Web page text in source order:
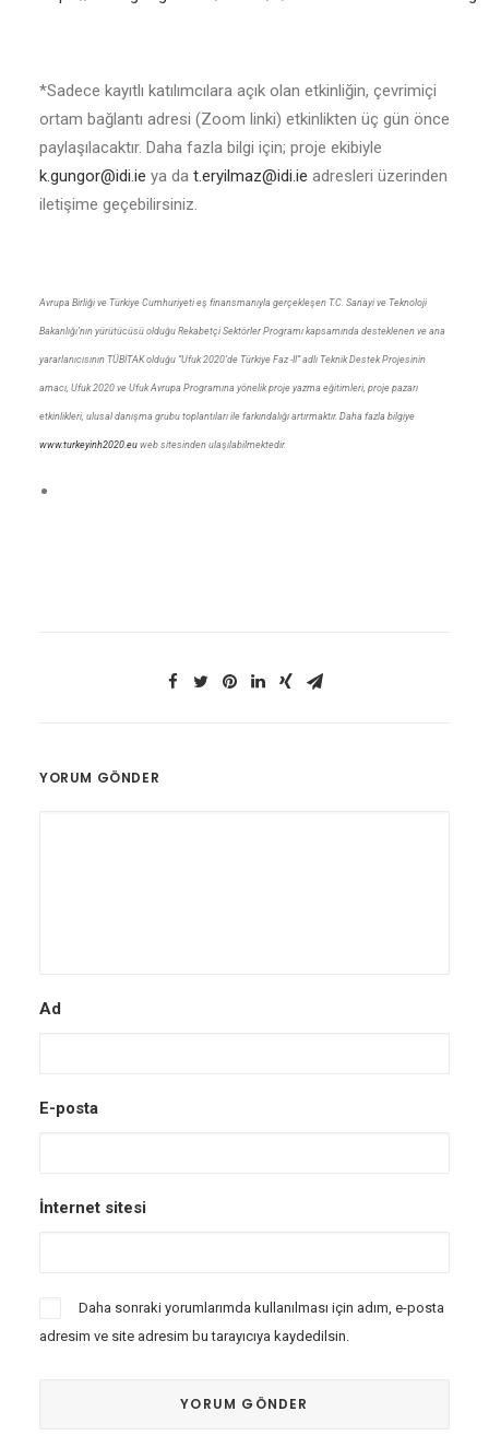
*Sadece kayıtlı katılımcılara açık olan etkinliğin, çevrimiçi
ortam bağlantı adresi (Zoom linki) etkinlikten üç gün önce
paylaşılacaktır. Daha fazla bilgi için; proje ekibiyle
k.gungor@idi.ie ya da t.eryilmaz@idi.ie adresleri üzerinden
iletişime geçebilirsiniz.
Avrupa Birliği ve Türkiye Cumhuriyeti eş finansmanıyla gerçekleşen T.C. Sanayi ve Teknoloji
Bakanlığı’nın yürütücüsü olduğu Rekabetçi Sektörler Programı kapsamında desteklenen ve ana
yararlanıcısının TÜBİTAK olduğu “Ufuk 2020’de Türkiye Faz -II” adlı Teknik Destek Projesinin
amacı, Ufuk 2020 ve Ufuk Avrupa Programına yönelik proje yazma eğitimleri, proje pazarı
etkinlikleri, ulusal danışma grubu toplantıları ile farkındalığı artırmaktır. Daha fazla bilgiye
www.turkeyinh2020.eu web sitesinden ulaşılabilmektedir.
YORUM GÖNDER
Ad
E-posta
İnternet sitesi
Daha sonraki yorumlarımda kullanılması için adım, e-posta
adresim ve site adresim bu tarayıcıya kaydedilsin.